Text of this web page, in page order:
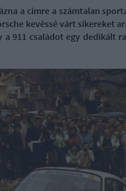
a címre a számtalan
kevéssé várt sikereket
a 911 családot egy dedikált